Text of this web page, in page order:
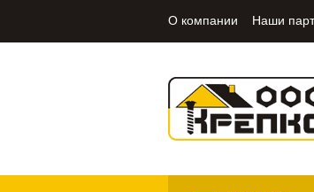
О компании Наши